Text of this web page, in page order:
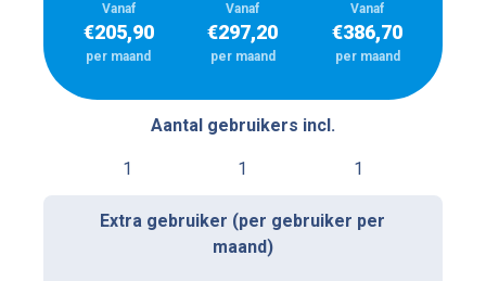
Vanaf
€205,90
per maand
Vanaf
€297,20
per maand
Vanaf
€386,70
per maand
Aantal gebruikers incl.
1 1 1
Extra gebruiker (per gebruiker per
maand)